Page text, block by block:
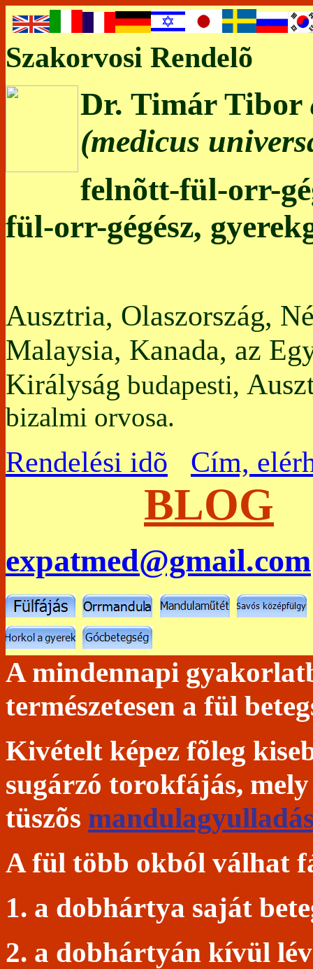
Szakorvosi Rendelõ
Dr. Timár Tibor
(medicus
felnõtt-fül-orr-
fül-orr-gégész,
Ausztria, Olaszország,
Malaysia, Kanada, az
Királyság budapesti,
bizalmi orvosa.
Rendelési idõ Cím,
BLOG
expatmed@gmail.com
A mindennapi
természetesen a fül
Kivételt képez fõleg
sugárzó torokfájás,
tüszõs
A fül több okból válhat
1. a dobhártya saját
2. a dobhártyán kívül